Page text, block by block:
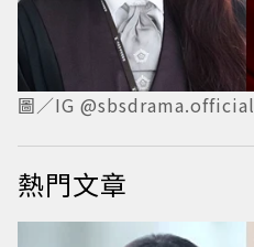
圖／IG @sbsdrama.official
熱門文章